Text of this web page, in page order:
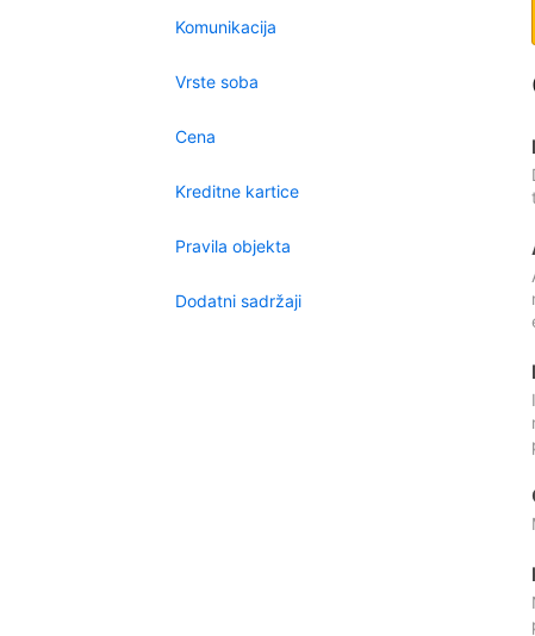
Komunikacija
Vrste soba
Cena
Kreditne kartice
Pravila objekta
Dodatni sadržaji